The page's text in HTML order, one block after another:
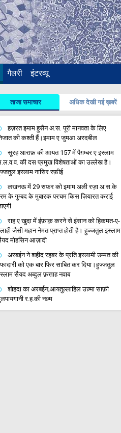
गैलरी इंटरव्यू
ताजा समाचार अधिक देखी गई ख़बरें
हज़रत इमाम हुसैन अ.स. पूरी मानवता के लिए
की कश्ती हैं।इमाम ए जुमआ अरदबील
सूरह आराफ़ की आयत 157 में पैग़म्बर ए इस्लाम
की दस प्रमुख विशेषताओं का उल्लेख है।
इस्लाम नासिर रफ़ीई
लखनऊ में 29 सफ़र को इमाम अली रज़ा अ.स.के
के गुम्बद के मुबारक परचम किस ज़ियारत कराई
राह ए खुदा में इंफ़ाक़ करने से इंसान को हिकमत-ए-
जैसी महान नेमत प्राप्त होती है। हुज्जतुल इस्लाम
मोहसिन आज़ादी
अरबईन ने शहीद रहबर के प्रति इस्लामी उम्मत की
को एक बार फिर साबित कर दिया।हुज्जतुल
सैयद अब्दुल फ़त्ताह नवाब
शोहदा का अरबईन;आयतुल्लाहिल उज़्मा साफ़ी
र.ह.की नज़्म